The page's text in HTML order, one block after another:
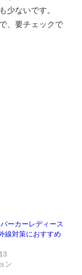
少ないです。
、要チェックで
ーカーレディース
線対策におすすめ
ン